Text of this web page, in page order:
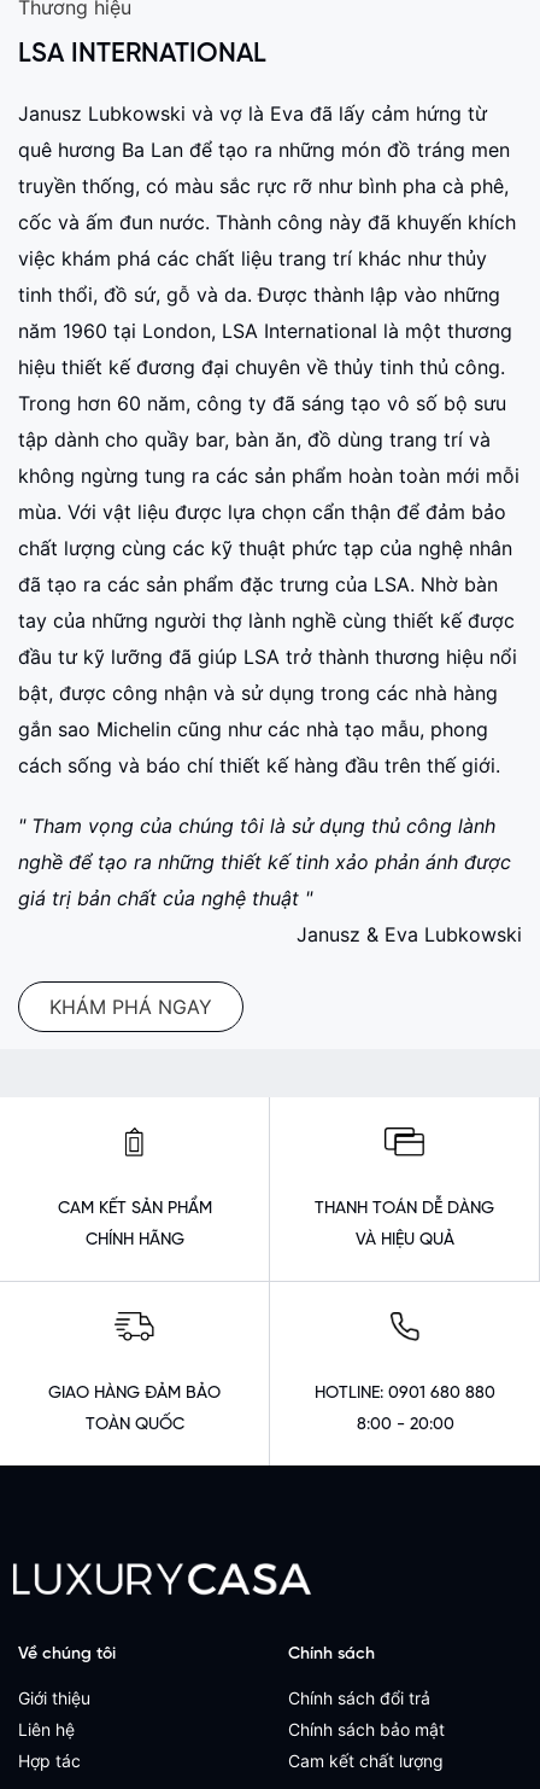
Thương hiệu
LSA INTERNATIONAL
Janusz Lubkowski và vợ là Eva đã lấy cảm hứng từ
quê hương Ba Lan để tạo ra những món đồ tráng men
truyền thống, có màu sắc rực rỡ như bình pha cà phê,
cốc và ấm đun nước. Thành công này đã khuyến khích
việc khám phá các chất liệu trang trí khác như thủy
tinh thổi, đồ sứ, gỗ và da. Được thành lập vào những
năm 1960 tại London, LSA International là một thương
hiệu thiết kế đương đại chuyên về thủy tinh thủ công.
Trong hơn 60 năm, công ty đã sáng tạo vô số bộ sưu
tập dành cho quầy bar, bàn ăn, đồ dùng trang trí và
không ngừng tung ra các sản phẩm hoàn toàn mới mỗi
mùa. Với vật liệu được lựa chọn cẩn thận để đảm bảo
chất lượng cùng các kỹ thuật phức tạp của nghệ nhân
đã tạo ra các sản phẩm đặc trưng của LSA. Nhờ bàn
tay của những người thợ lành nghề cùng thiết kế được
đầu tư kỹ lưỡng đã giúp LSA trở thành thương hiệu nổi
bật, được công nhận và sử dụng trong các nhà hàng
gắn sao Michelin cũng như các nhà tạo mẫu, phong
cách sống và báo chí thiết kế hàng đầu trên thế giới.
" Tham vọng của chúng tôi là sử dụng thủ công lành
nghề để tạo ra những thiết kế tinh xảo phản ánh được
giá trị bản chất của nghệ thuật "
Janusz & Eva Lubkowski
KHÁM PHÁ NGAY
CAM KẾT SẢN PHẨM
CHÍNH HÃNG
THANH TOÁN DỄ DÀNG
VÀ HIỆU QUẢ
GIAO HÀNG ĐẢM BẢO
TOÀN QUỐC
HOTLINE: 0901 680 880
8:00 - 20:00
Về chúng tôi
Giới thiệu
Liên hệ
Hợp tác
Chính sách
Chính sách đổi trả
Chính sách bảo mật
Cam kết chất lượng